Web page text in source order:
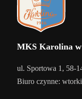
MKS Karolina
ul. Sportowa 1, 58-
Biuro czynne: